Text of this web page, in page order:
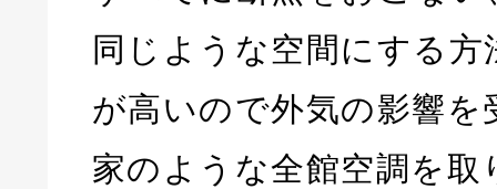
同じような空間にする方
が高いので外気の影響を
家のような全館空調を取